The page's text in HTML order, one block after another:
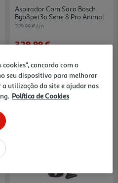
Aspirador Com Saco Bosch
Bgb8pet3a Serie 8 Pro Animal
329.99 €/un
329,99 €
14% DESCONTO IMEDIATO
0% juros com Cartão** TAEG 18,4%
concorda com o
seu dispositivo para melhorar
utilização do site e ajudar nas
Política de Cookies